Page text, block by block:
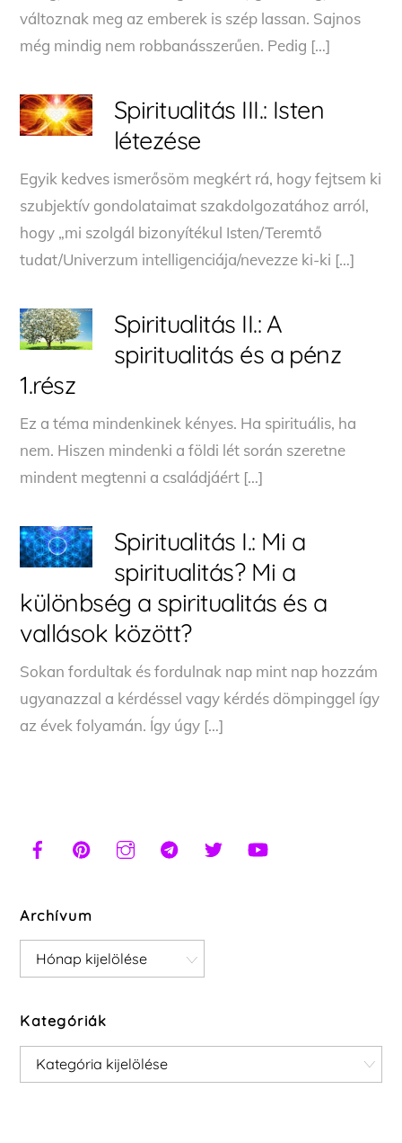
változnak meg az emberek is szép lassan. Sajnos
még mindig nem robbanásszerűen. Pedig […]
Spiritualitás III.: Isten
létezése
Egyik kedves ismerősöm megkért rá, hogy fejtsem ki
szubjektív gondolataimat szakdolgozatához arról,
hogy „mi szolgál bizonyítékul Isten/Teremtő
tudat/Univerzum intelligenciája/nevezze ki-ki […]
Spiritualitás II.: A
spiritualitás és a pénz
1.rész
Ez a téma mindenkinek kényes. Ha spirituális, ha
nem. Hiszen mindenki a földi lét során szeretne
mindent megtenni a családjáért […]
Spiritualitás I.: Mi a
spiritualitás? Mi a
különbség a spiritualitás és a
vallások között?
Sokan fordultak és fordulnak nap mint nap hozzám
ugyanazzal a kérdéssel vagy kérdés dömpinggel így
az évek folyamán. Így úgy […]
Archívum
Archívum
Kategóriák
Kategóriák